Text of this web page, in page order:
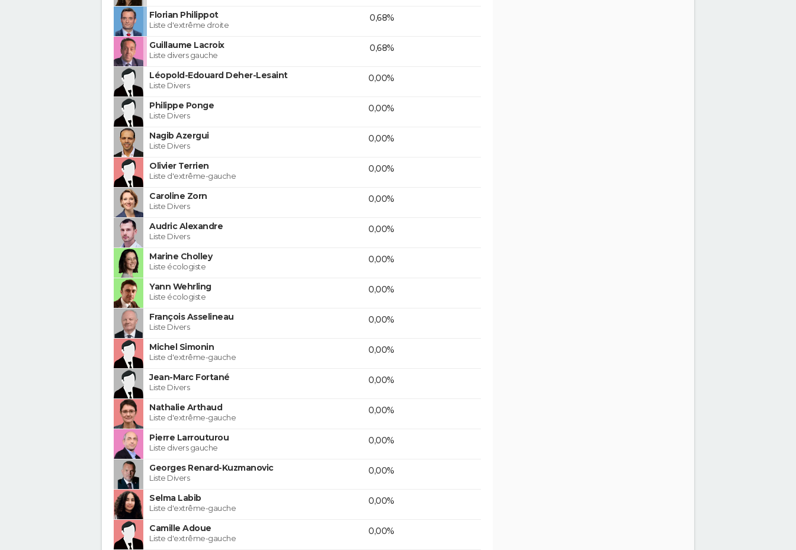
Florian Philippot
Liste d'extrême droite
0,68%
Guillaume Lacroix
Liste divers gauche
0,68%
Léopold-Edouard Deher-Lesaint
Liste Divers
0,00%
Philippe Ponge
Liste Divers
0,00%
Nagib Azergui
Liste Divers
0,00%
Olivier Terrien
Liste d'extrême-gauche
0,00%
Caroline Zorn
Liste Divers
0,00%
Audric Alexandre
Liste Divers
0,00%
Marine Cholley
Liste écologiste
0,00%
Yann Wehrling
Liste écologiste
0,00%
François Asselineau
Liste Divers
0,00%
Michel Simonin
Liste d'extrême-gauche
0,00%
Jean-Marc Fortané
Liste Divers
0,00%
Nathalie Arthaud
Liste d'extrême-gauche
0,00%
Pierre Larrouturou
Liste divers gauche
0,00%
Georges Renard-Kuzmanovic
Liste Divers
0,00%
Selma Labib
Liste d'extrême-gauche
0,00%
Camille Adoue
Liste d'extrême-gauche
0,00%